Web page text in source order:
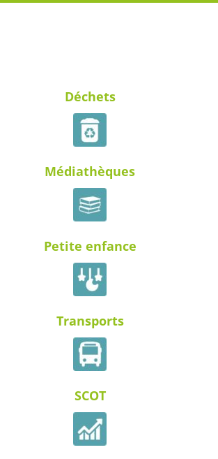
Déchets
Médiathèques
Petite enfance
Transports
SCOT